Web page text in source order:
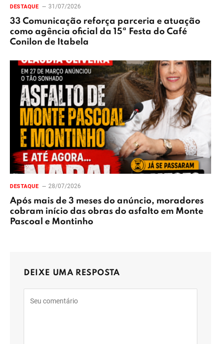
DESTAQUE 31/07/2026
33 Comunicação reforça parceria e atuação
como agência oficial da 15ª Festa do Café
Conilon de Itabela
DESTAQUE 28/07/2026
Após mais de 3 meses do anúncio, moradores
cobram início das obras do asfalto em Monte
Pascoal e Montinho
DEIXE UMA RESPOSTA